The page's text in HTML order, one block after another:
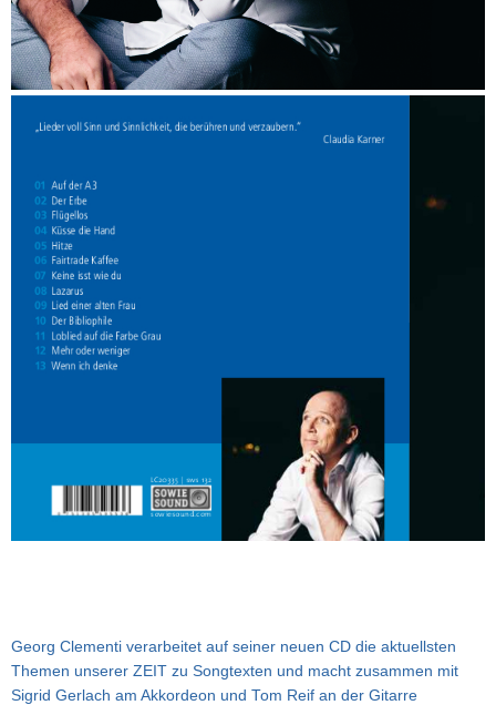
Georg Clementi verarbeitet auf seiner neuen CD die aktuellsten
Themen unserer ZEIT zu Songtexten und macht zusammen mit
Sigrid Gerlach am Akkordeon und Tom Reif an der Gitarre